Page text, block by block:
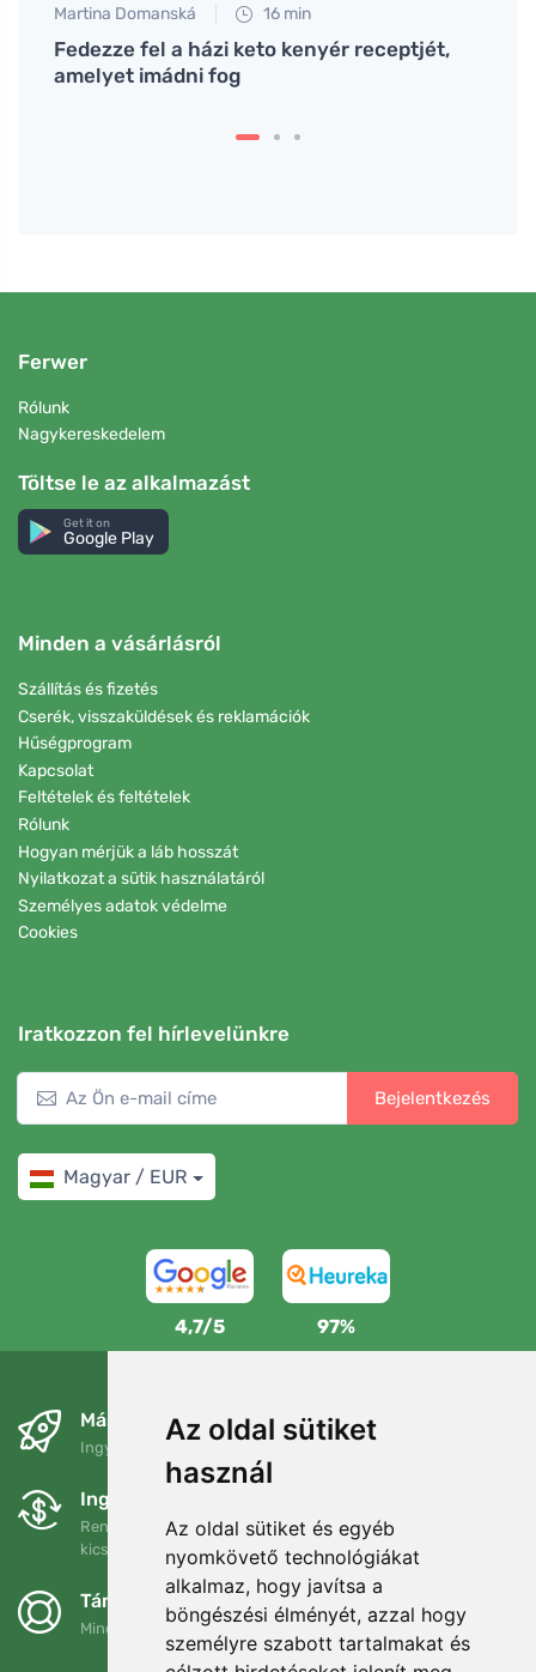
Az oldal sütiket
használ
Az oldal sütiket és egyéb
nyomkövető technológiákat
alkalmaz, hogy javítsa a
böngészési élményét, azzal hogy
személyre szabott tartalmakat és
Martina Domanská 16 min
Fedezze fel a házi keto kenyér receptjét,
amelyet imádni fog
Ferwer
Rólunk
Nagykereskedelem
Töltse le az alkalmazást
Get it on
Google Play
Minden a vásárlásról
Szállítás és fizetés
Cserék, visszaküldések és reklamációk
Hűségprogram
Kapcsolat
Feltételek és feltételek
Rólunk
Hogyan mérjük a láb hosszát
Nyilatkozat a sütik használatáról
Személyes adatok védelme
Cookies
Iratkozzon fel hírlevelünkre
Bejelentkezés
Magyar / EUR
4,7/5 97%
Másnapra és ingyenesen
Ingyenes szállítás a következő összeg felett: 80 EUR
Ingyenes csere és visszaküldés
Rendelését 90 napon belül bármikor visszaküldheti vagy
kicserélheti.
Támogatjuk a Trees.org-ot
Minden megrendelésért ültetünk egy fát! BővebbenRólunk